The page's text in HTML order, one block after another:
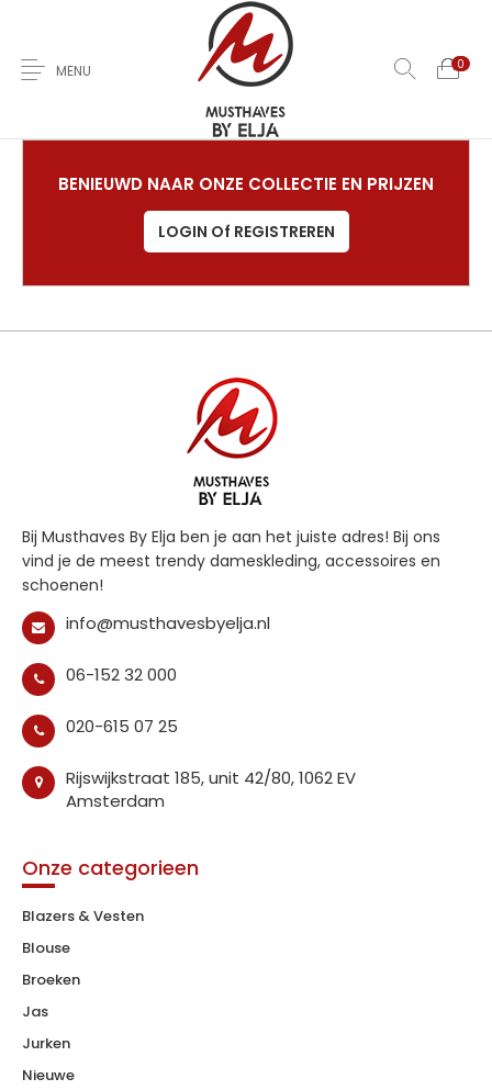
Over Ons Nieuwe Kleding Jas
T-Shirts Rokken Broeken
Contact
MENU 0
BENIEUWD NAAR ONZE COLLECTIE EN PRIJZEN
LOGIN Of REGISTREREN
Bij Musthaves By Elja ben je aan het juiste adres! Bij ons
vind je de meest trendy dameskleding, accessoires en
schoenen!
info@musthavesbyelja.nl
06-152 32 000
020-615 07 25
Rijswijkstraat 185, unit 42/80, 1062 EV
Amsterdam
Onze categorieen
Blazers & Vesten
Blouse
Broeken
Jas
Jurken
Nieuwe